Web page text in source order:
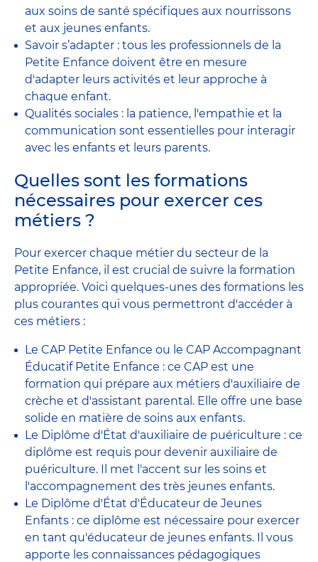
aux soins de santé spécifiques aux nourrissons
et aux jeunes enfants.
Savoir s’adapter : tous les professionnels de la
Petite Enfance doivent être en mesure
d'adapter leurs activités et leur approche à
chaque enfant.
Qualités sociales : la patience, l'empathie et la
communication sont essentielles pour interagir
avec les enfants et leurs parents.
Quelles sont les formations
nécessaires pour exercer ces
métiers ?
Pour exercer chaque métier du secteur de la
Petite Enfance, il est crucial de suivre la formation
appropriée. Voici quelques-unes des formations les
plus courantes qui vous permettront d'accéder à
ces métiers :
Le CAP Petite Enfance ou le CAP Accompagnant
Éducatif Petite Enfance : ce CAP est une
formation qui prépare aux métiers d'auxiliaire de
crèche et d'assistant parental. Elle offre une base
solide en matière de soins aux enfants.
Le Diplôme d'État d'auxiliaire de puériculture : ce
diplôme est requis pour devenir auxiliaire de
puériculture. Il met l'accent sur les soins et
l'accompagnement des très jeunes enfants.
Le Diplôme d'État d'Éducateur de Jeunes
Enfants : ce diplôme est nécessaire pour exercer
en tant qu'éducateur de jeunes enfants. Il vous
apporte les connaissances pédagogiques